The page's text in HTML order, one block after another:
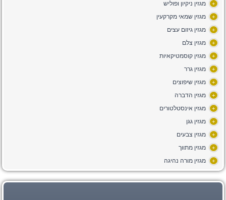
+ מגזין ניקיון ופוליש
+ מגזין שמאי מקרקעין
+ מגזין גיזום עצים
+ מגזין צלם
+ מגזין קוסמטיקאיות
+ מגזין גרר
+ מגזין שיפוצים
+ מגזין הדברה
+ מגזין אינסטלטורים
+ מגזין גגן
+ מגזין צבעים
+ מגזין מתווך
+ מגזין מורה נהיגה